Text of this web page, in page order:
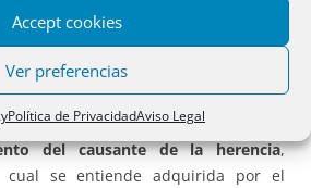
Accept cookies
Ver preferencias
Política de PrivacidadAviso Legal
en título público de la
de la propiedad de los bienes
se otorga título traslativo
el plazo de un año a que se refiere el
Hipotecaria se puede
del causante de la herencia,
cual se entiende adquirida por el